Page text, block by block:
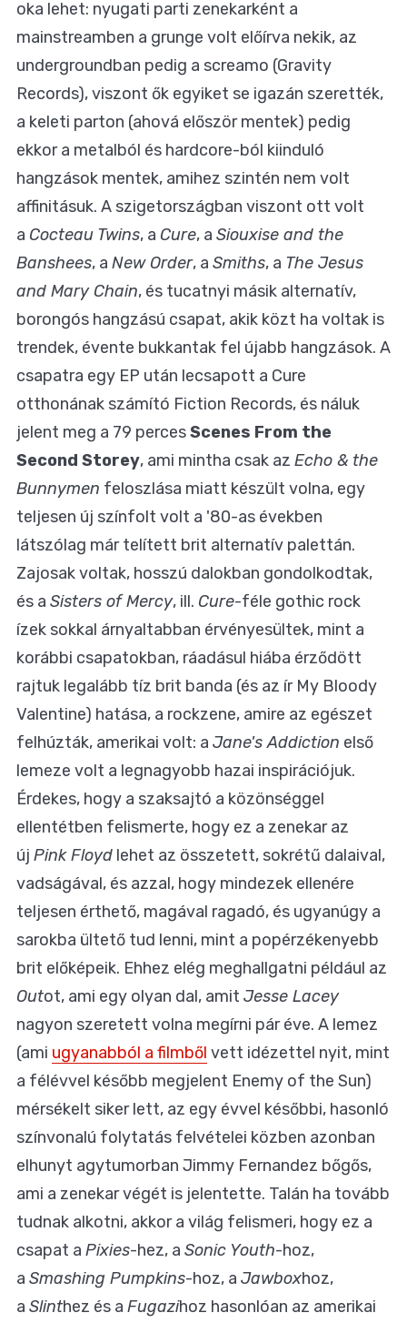
oka lehet: nyugati parti zenekarként a
mainstreamben a grunge volt előírva nekik, az
undergroundban pedig a screamo (Gravity
Records), viszont ők egyiket se igazán szerették,
a keleti parton (ahová először mentek) pedig
ekkor a metalból és hardcore-ból kiinduló
hangzások mentek, amihez szintén nem volt
affinitásuk. A szigetországban viszont ott volt
a Cocteau Twins, a Cure, a Siouxise and the
Banshees, a New Order, a Smiths, a The Jesus
and Mary Chain, és tucatnyi másik alternatív,
borongós hangzású csapat, akik közt ha voltak is
trendek, évente bukkantak fel újabb hangzások. A
csapatra egy EP után lecsapott a Cure
otthonának számító Fiction Records, és náluk
jelent meg a 79 percesScenes From the
Second Storey, ami mintha csak az Echo & the
Bunnymen feloszlása miatt készült volna, egy
teljesen új színfolt volt a '80-as években
látszólag már telített brit alternatív palettán.
Zajosak voltak, hosszú dalokban gondolkodtak,
és a Sisters of Mercy, ill. Cure-féle gothic rock
ízek sokkal árnyaltabban érvényesültek, mint a
korábbi csapatokban, ráadásul hiába érződött
rajtuk legalább tíz brit banda (és az ír My Bloody
Valentine) hatása, a rockzene, amire az egészet
felhúzták, amerikai volt: a Jane's Addiction első
lemeze volt a legnagyobb hazai inspirációjuk.
Érdekes, hogy a szaksajtó a közönséggel
ellentétben felismerte, hogy ez a zenekar az
új Pink Floyd lehet az összetett, sokrétű dalaival,
vadságával, és azzal, hogy mindezek ellenére
teljesen érthető, magával ragadó, és ugyanúgy a
sarokba ültető tud lenni, mint a popérzékenyebb
brit előképeik. Ehhez elég meghallgatni például az
Outot, ami egy olyan dal, amit Jesse Lacey
nagyon szeretett volna megírni pár éve. A lemez
(ami ugyanabból a filmből vett idézettel nyit, mint
a félévvel később megjelent Enemy of the Sun)
mérsékelt siker lett, az egy évvel későbbi, hasonló
színvonalú folytatás felvételei közben azonban
elhunyt agytumorban Jimmy Fernandez bőgős,
ami a zenekar végét is jelentette. Talán ha tovább
tudnak alkotni, akkor a világ felismeri, hogy ez a
csapat a Pixies-hez, a Sonic Youth-hoz,
a Smashing Pumpkins-hoz, a Jawboxhoz,
a Slinthez és a Fugazihoz hasonlóan az amerikai